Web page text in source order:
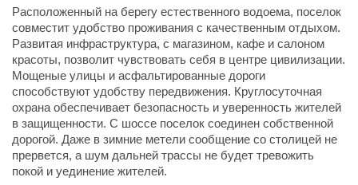
Расположенный на берегу естественного водоема, поселок
совместит удобство проживания с качественным отдыхом.
Развитая инфраструктура, с магазином, кафе и салоном
красоты, позволит чувствовать себя в центре цивилизации.
Мощеные улицы и асфальтированные дороги
способствуют удобству передвижения. Круглосуточная
охрана обеспечивает безопасность и уверенность жителей
в защищенности. С шоссе поселок соединен собственной
дорогой. Даже в зимние метели сообщение со столицей не
прервется, а шум дальней трассы не будет тревожить
покой и уединение жителей.